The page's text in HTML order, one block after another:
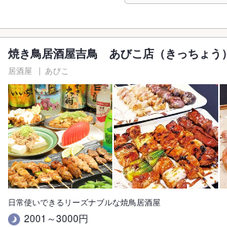
焼き鳥居酒屋吉鳥 あびこ店（きっちょう）
居酒屋 あびこ
日常使いできるリーズナブルな焼鳥居酒屋
2001～3000円